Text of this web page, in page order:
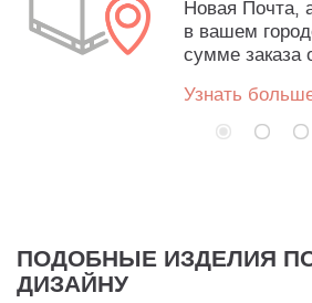
Новая Почта,
в вашем
сумме заказа
Узнать
ПОДОБНЫЕ ИЗДЕЛИЯ
ДИЗАЙНУ